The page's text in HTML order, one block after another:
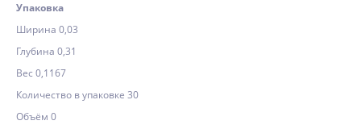
Упаковка
Ширина 0,03
Глубина 0,31
Вес 0,1167
Количество в упаковке 30
Объём 0